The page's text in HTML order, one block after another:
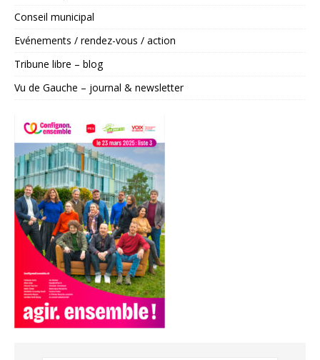
Conseil municipal
Evénements / rendez-vous / action
Tribune libre – blog
Vu de Gauche – journal & newsletter